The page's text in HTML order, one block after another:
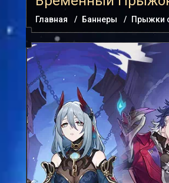
Главная Баннеры Прыжки